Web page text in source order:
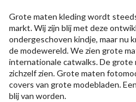
Grote maten kleding wordt
markt. Wij zijn blij met deze
ondergeschoven kindje, maar nu
de modewereld. We zien grote
internationale catwalks. De grote
zichzelf zien. Grote maten
covers van grote modebladen.
blij van worden.